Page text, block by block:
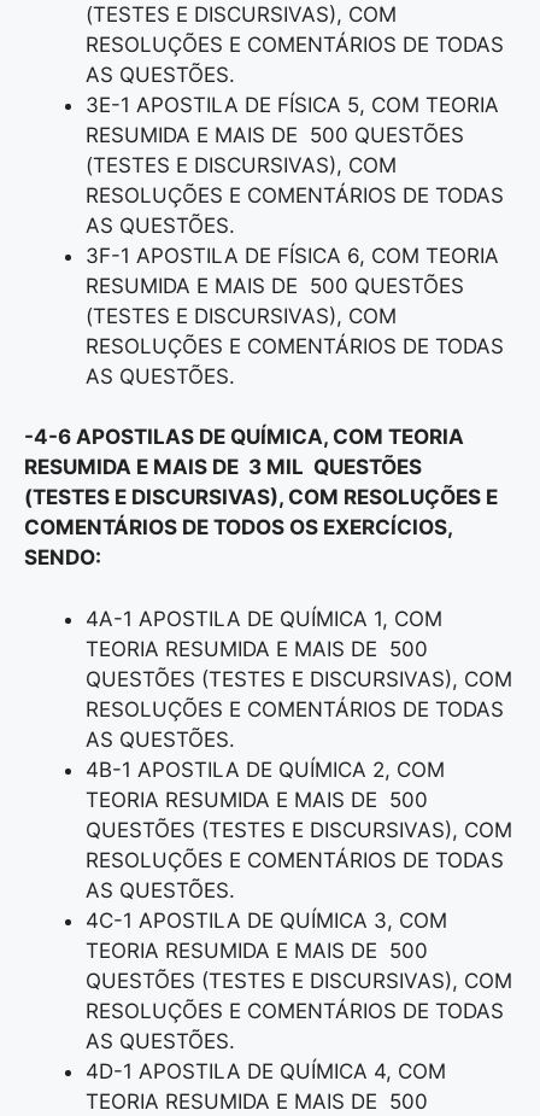
(TESTES E DISCURSIVAS), COM
RESOLUÇÕES E COMENTÁRIOS DE TODAS
AS QUESTÕES.
3E-1 APOSTILA DE FÍSICA 5, COM TEORIA
RESUMIDA E MAIS DE 500 QUESTÕES
(TESTES E DISCURSIVAS), COM
RESOLUÇÕES E COMENTÁRIOS DE TODAS
AS QUESTÕES.
3F-1 APOSTILA DE FÍSICA 6, COM TEORIA
RESUMIDA E MAIS DE 500 QUESTÕES
(TESTES E DISCURSIVAS), COM
RESOLUÇÕES E COMENTÁRIOS DE TODAS
AS QUESTÕES.
-4-6 APOSTILAS DE QUÍMICA, COM TEORIA
RESUMIDA E MAIS DE 3 MIL QUESTÕES
(TESTES E DISCURSIVAS), COM RESOLUÇÕES E
COMENTÁRIOS DE TODOS OS EXERCÍCIOS,
SENDO:
4A-1 APOSTILA DE QUÍMICA 1, COM
TEORIA RESUMIDA E MAIS DE 500
QUESTÕES (TESTES E DISCURSIVAS), COM
RESOLUÇÕES E COMENTÁRIOS DE TODAS
AS QUESTÕES.
4B-1 APOSTILA DE QUÍMICA 2, COM
TEORIA RESUMIDA E MAIS DE 500
QUESTÕES (TESTES E DISCURSIVAS), COM
RESOLUÇÕES E COMENTÁRIOS DE TODAS
AS QUESTÕES.
4C-1 APOSTILA DE QUÍMICA 3, COM
TEORIA RESUMIDA E MAIS DE 500
QUESTÕES (TESTES E DISCURSIVAS), COM
RESOLUÇÕES E COMENTÁRIOS DE TODAS
AS QUESTÕES.
4D-1 APOSTILA DE QUÍMICA 4, COM
TEORIA RESUMIDA E MAIS DE 500